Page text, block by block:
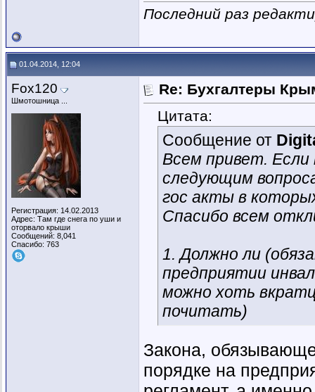
Последний раз
01.04.2014, 12:04
Fox120
Шмотошница ...
Регистрация: 14.02.2013
Адрес: Там где снега по уши и
оторвало крыши
Сообщений: 8,041
Спасибо: 763
Re: Бухгалтеры
Цитата:
Сообщение от
Всем привет.
следующим
гос акты в
Спасибо всем
1. Должно ли
предприятии
можно хоть
почитать)
Закона,
порядке на